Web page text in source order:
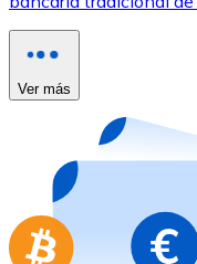
Tienda - Tarjetas
Nuevo
Compra tarjetas
Ir a la tienda de
Ver más